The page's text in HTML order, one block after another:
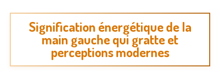
Signification énergétique de la
main gauche qui gratte et
perceptions modernes